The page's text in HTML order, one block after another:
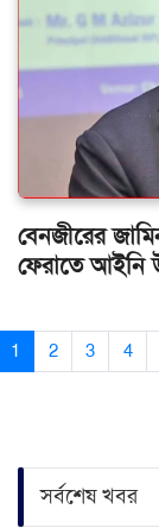
বেনজীরের
ফেরাতে আইনি
1 2 3 4
সর্বশেষ খবর